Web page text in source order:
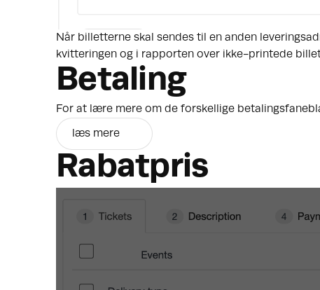
Når billetterne skal sendes til en anden
kvitteringen og i rapporten over ikke-printede
Betaling
For at lære mere om de forskellige
læs mere
Rabatpris